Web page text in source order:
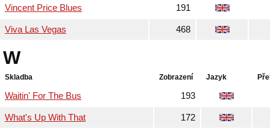
Vincent Price Blues 191
Viva Las Vegas 468
W
Skladba Zobrazení Jazyk
Waitin' For The Bus 193
What's Up With That 172